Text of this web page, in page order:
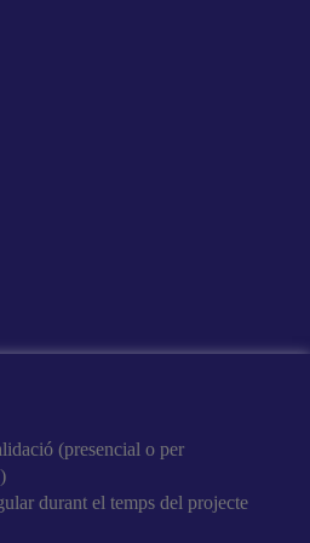
(presencial o per
durant el temps del projecte